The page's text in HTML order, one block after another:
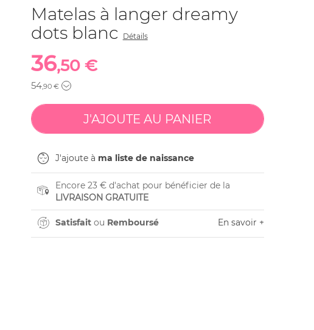
Matelas à langer dreamy
dots blanc
Détails
36,50 €
54,90 €
J'ajoute à ma liste de naissance
Encore 23 € d'achat pour bénéficier de la
LIVRAISON GRATUITE
Satisfaitou Remboursé En savoir +